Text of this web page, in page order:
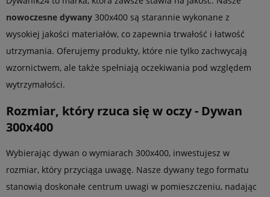
nowoczesne dywany 300x400 są starannie wykonane z
wysokiej jakości materiałów, co zapewnia trwałość i łatwość
utrzymania. Oferujemy produkty, które nie tylko zachwycają
wzornictwem, ale także spełniają oczekiwania pod względem
wytrzymałości.
Rozmiar, który rzuca się w oczy - Dywan
300x400
Wybierając dywan o wymiarach 300x400, inwestujesz w
rozmiar, który przyciąga uwagę. Nasze dywany tego formatu
stanowią doskonałe centrum uwagi w pomieszczeniu, nadając